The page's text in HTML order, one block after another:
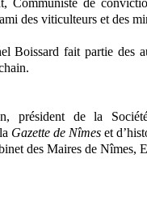
Communiste de
des viticulteurs et des
Boissard fait partie des
président de la
Gazette de Nîmes et
des Maires de Nîmes,